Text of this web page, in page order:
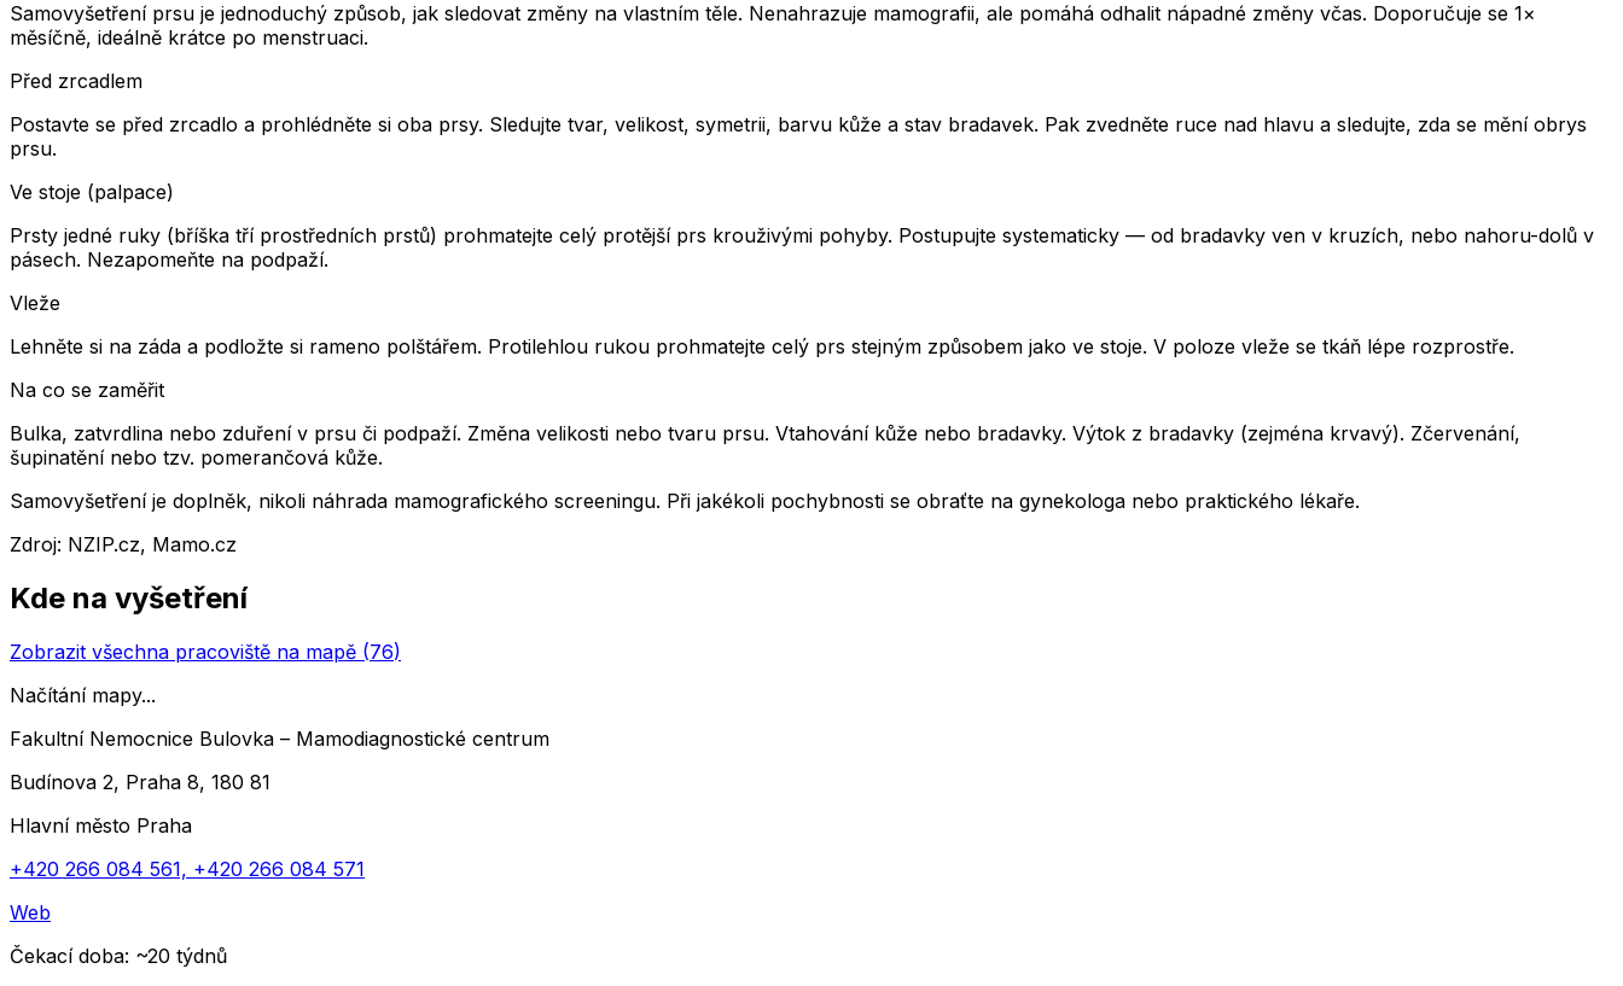
Samovyšetření prsu je jednoduchý způsob, jak sledovat změny na vlastním těle. Nenahrazuje mamografii, ale pomáhá odhalit nápadné změny včas. Doporučuje se 1×
měsíčně, ideálně krátce po menstruaci.
Před zrcadlem
Postavte se před zrcadlo a prohlédněte si oba prsy. Sledujte tvar, velikost, symetrii, barvu kůže a stav bradavek. Pak zvedněte ruce nad hlavu a sledujte, zda se mění obrys
prsu.
Ve stoje (palpace)
Prsty jedné ruky (bříška tří prostředních prstů) prohmatejte celý protější prs krouživými pohyby. Postupujte systematicky — od bradavky ven v kruzích, nebo nahoru-dolů v
pásech. Nezapomeňte na podpaží.
Vleže
Lehněte si na záda a podložte si rameno polštářem. Protilehlou rukou prohmatejte celý prs stejným způsobem jako ve stoje. V poloze vleže se tkáň lépe rozprostře.
Na co se zaměřit
Bulka, zatvrdlina nebo zduření v prsu či podpaží. Změna velikosti nebo tvaru prsu. Vtahování kůže nebo bradavky. Výtok z bradavky (zejména krvavý). Zčervenání,
šupinatění nebo tzv. pomerančová kůže.
Samovyšetření je doplněk, nikoli náhrada mamografického screeningu. Při jakékoli pochybnosti se obraťte na gynekologa nebo praktického lékaře.
Zdroj: NZIP.cz, Mamo.cz
Kde na vyšetření
Zobrazit všechna pracoviště na mapě (76)
Načítání mapy...
Fakultní Nemocnice Bulovka – Mamodiagnostické centrum
Budínova 2, Praha 8, 180 81
Hlavní město Praha
+420 266 084 561, +420 266 084 571
Web
Čekací doba: ~20 týdnů